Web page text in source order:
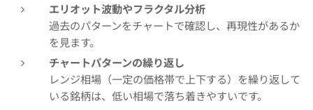
エリオット波動やフラクタル分析
過去のパターンをチャートで確認し、再現性があるか
を見ます。
チャートパターンの繰り返し
レンジ相場（一定の価格帯で上下する）を繰り返して
いる銘柄は、低い相場で落ち着きやすいです。